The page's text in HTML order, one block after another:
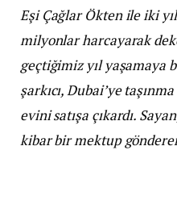
Eşi Çağlar Ökten ile iki
milyonlar harcayarak
geçtiğimiz yıl yaşamaya
şarkıcı, Dubai’ye
evini satışa çıkardı.
kibar bir mektup